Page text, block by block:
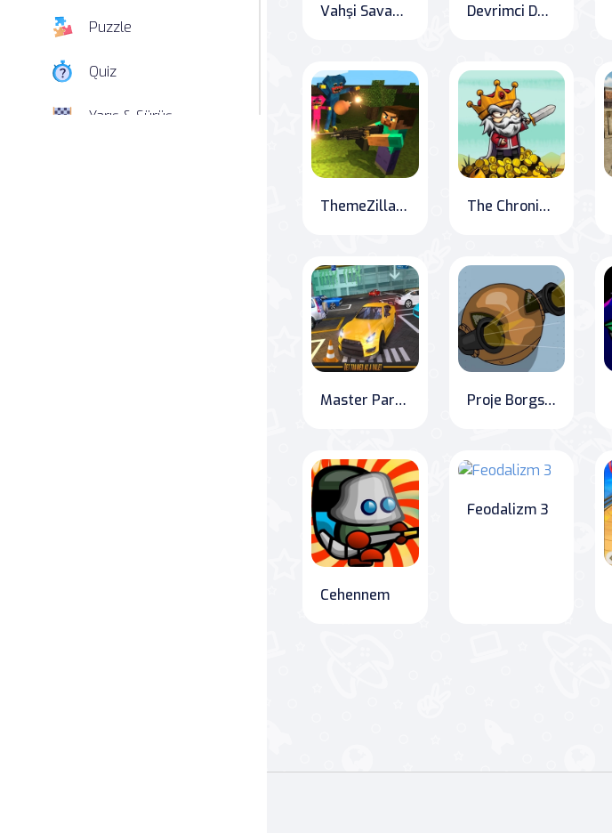
Puzzle
Quiz
Yarış & Sürüş
Vahşi Savaş: Tank Savaşı - Tank Savaş Oyunu Devrimci Derby: Vahşi Araba Yarışı 3D
ThemeZilla: Battle for the Minecraft Universe The Chronicles of Raid Heroes: Conquering the Dark Lord
Master Parking: Classic Car Simulator Proje Borgs Kontrolden Çıktı
Cehennem
Feodalizm 3